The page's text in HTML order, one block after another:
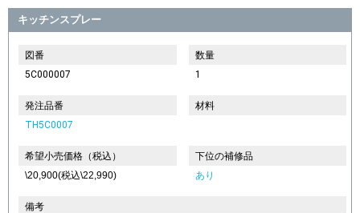
キッチンスプレー
図番
5C000007
数量
1
発注品番
TH5C0007
材料
希望小売価格（税込）
\20,900(税込\22,990)
下位の補修品
あり
備考